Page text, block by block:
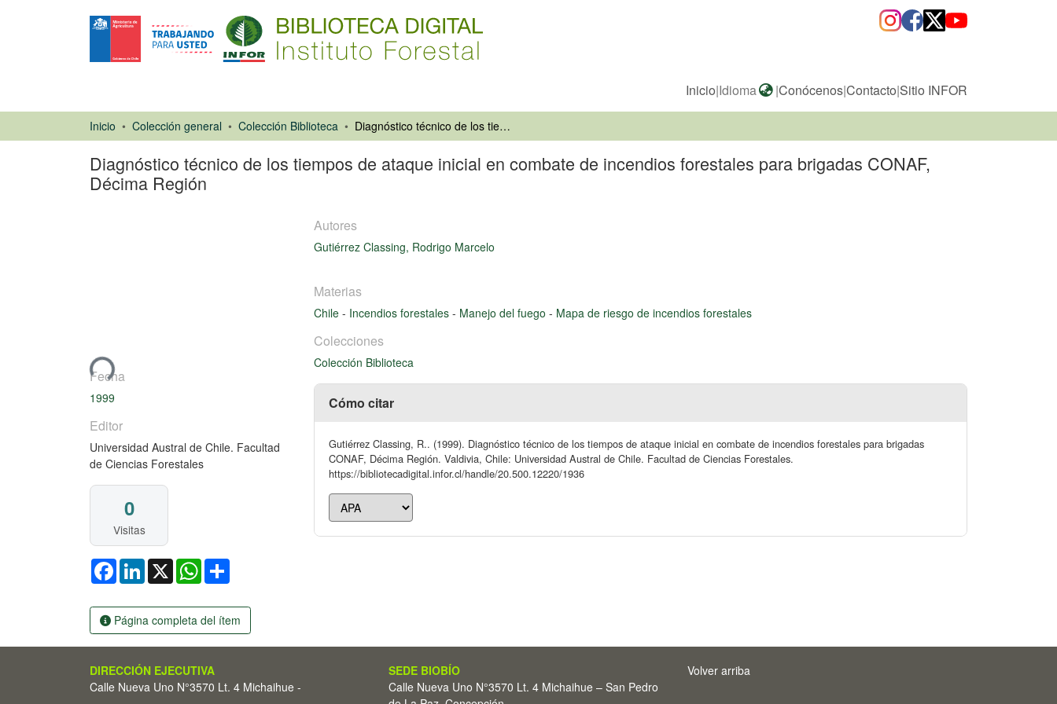
Inicio|Idioma |Conócenos|Contacto|Sitio INFOR
Inicio Colección general Colección Biblioteca Diagnóstico técnico de los tiempos de ataque inicial en combate de incendios forestales para brigadas CONAF, Décima Región
Diagnóstico técnico de los tiempos de ataque inicial en combate de incendios forestales para brigadas CONAF,
Décima Región
Cargando...
Fecha
1999
Editor
Universidad Austral de Chile. Facultad
de Ciencias Forestales
0
Visitas
FacebookLinkedIn
X WhatsApp
Página completa del ítem
Autores
Gutiérrez Classing, Rodrigo Marcelo
Materias
Chile - Incendios forestales - Manejo del fuego - Mapa de riesgo de incendios forestales
Colecciones
Colección Biblioteca
Cómo citar
Gutiérrez Classing, R.. (1999). Diagnóstico técnico de los tiempos de ataque inicial en combate de incendios forestales para brigadas
CONAF, Décima Región. Valdivia, Chile: Universidad Austral de Chile. Facultad de Ciencias Forestales.
https://bibliotecadigital.infor.cl/handle/20.500.12220/1936
DIRECCIÓN EJECUTIVA
Calle Nueva Uno N°3570 Lt. 4 Michaihue -
SEDE BIOBÍO
Calle Nueva Uno N°3570 Lt. 4 Michaihue – San Pedro
Volver arriba